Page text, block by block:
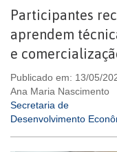
Participantes
aprendem
e
Publicado em: 13/05/
Ana Maria Nascimento
Secretaria de
Desenvolvimento